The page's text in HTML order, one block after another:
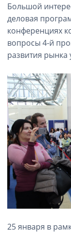
Большой
деловая
конференциях
вопросы 4-й
развития
25 января в